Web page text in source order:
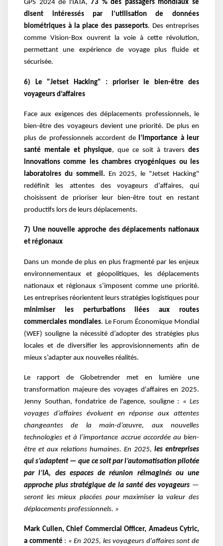
GPS 2024 de l'IATA, 73 % des passagers mondiaux se
disent intéressés par l’utilisation de données
biométriques à la place des passeports. Des entreprises
comme Vision-Box ouvrent la voie à cette révolution,
permettant une expérience de voyage plus fluide et
sécurisée.
6) Le "Jetset Hacking" : prioriser le bien-être des
voyageurs d’affaires
Face aux exigences des déplacements professionnels, le
bien-être des voyageurs devient une priorité. De plus en
plus de professionnels accordent de
l’importance à leur
santé mentale et physique, que ce soit à travers des
innovations comme les chambres cryogéniques ou les
laboratoires du sommeil. En 2025, le "Jetset Hacking"
redéfinit les attentes des voyageurs d’affaires, qui
choisissent de prioriser leur bien-être tout en restant
productifs lors de leurs déplacements.
7) Une nouvelle approche des déplacements nationaux
et régionaux
Dans un monde de plus en plus fragmenté par les enjeux
environnementaux et géopolitiques, les déplacements
nationaux et régionaux s’imposent comme une priorité.
Les entreprises réorientent leurs stratégies logistiques pour
minimiser les perturbations liées aux routes
commerciales mondiales. Le Forum Économique Mondial
(WEF) souligne la nécessité d’adopter des stratégies plus
locales et de diversifier les approvisionnements afin de
mieux s’adapter aux nouvelles réalités.
Le rapport de Globetrender met en lumière une
transformation majeure des voyages d'affaires en 2025.
Jenny Southan, fondatrice de l'agence, souligne : « Les
voyages d’affaires évoluent en réponse aux attentes
changeantes de la main-d’œuvre, aux nouvelles
technologies et à l’importance accrue accordée au bien-
être et aux relations humaines. En 2025, les entreprises
qui s’adaptent — que ce soit par l’automatisation pilotée
par l’IA, des espaces de réunion réimaginés ou une
approche plus stratégique de la santé des voyageurs —
seront les mieux placées pour maximiser la valeur des
déplacements professionnels. »
Mark Cullen, Chief Commercial Officer, Amadeus Cytric,
a commenté : « En 2025, les voyageurs d'affaires sont de